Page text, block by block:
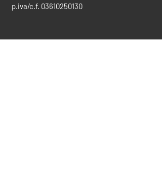
p.iva/c.f. 03610250130